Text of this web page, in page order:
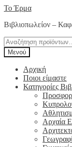
Απευθείας
στην
Μετάβαση
περιεχόμενο
Το Έρμα
Βιβλιοπωλείον –
Αναζήτηση
για:Μενού
Αρχική
Ποιοι είμαστε
Κατηγορίες
Αρχαία